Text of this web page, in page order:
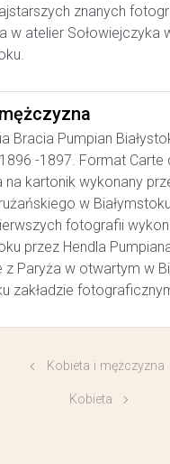
znanych
w atelier Sołowiejczyka
Bracia Pumpian
-1897. Format Carte
na kartonik wykonany
w
fotografii
przez Hendla
z Paryża w otwartym w
zakładzie
Kobieta i mężczyzna
Kobieta